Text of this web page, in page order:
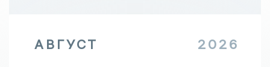
АВГУСТ 2026